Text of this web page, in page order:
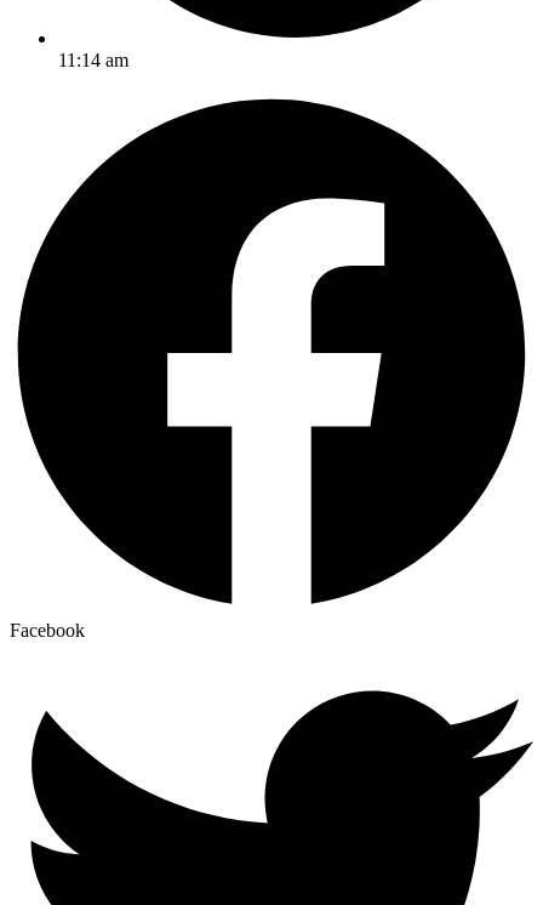
11:14 am
Facebook